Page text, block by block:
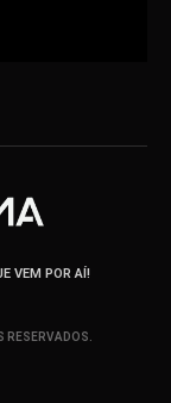
VEM POR AÍ!